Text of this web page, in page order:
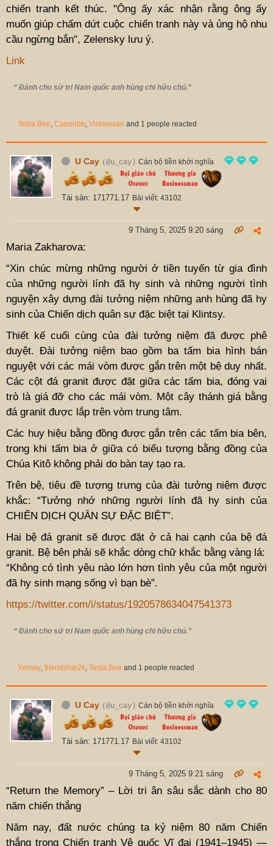
chiến tranh kết thúc. "Ông ấy xác nhận rằng ông ấy
muốn giúp chấm dứt cuộc chiến tranh này và ủng hộ nhu
cầu ngừng bắn", Zelensky lưu ý.
Link
“ Đánh cho sử tri Nam quốc anh hùng chi hữu chủ.”
Tesla.Bee Canonbb Vinhvovan and 1 people reacted
U Cay (@u_cay) Cán bộ tiền khởi nghĩa
Tài sản: 171771.17 Bài viết: 43102
9 Tháng 5, 2025 9:20 sáng
Maria Zakharova:
“Xin chúc mừng những người ở tiền tuyến từ gia đình
của những người lính đã hy sinh và những người tình
nguyện xây dựng đài tưởng niệm những anh hùng đã hy
sinh của Chiến dịch quân sự đặc biệt tại Klintsy.
Thiết kế cuối cùng của đài tưởng niệm đã được phê
duyệt. Đài tưởng niệm bao gồm ba tấm bia hình bán
nguyệt với các mái vòm được gắn trên một bệ duy nhất.
Các cột đá granit được đặt giữa các tấm bia, đóng vai
trò là giá đỡ cho các mái vòm. Một cây thánh giá bằng
đá granit được lắp trên vòm trung tâm.
Các huy hiệu bằng đồng được gắn trên các tấm bia bên,
trong khi tấm bia ở giữa có biểu tượng bằng đồng của
Chúa Kitô không phải do bàn tay tạo ra.
Trên bệ, tiêu đề tượng trưng của đài tưởng niệm được
khắc: “Tưởng nhớ những người lính đã hy sinh của
CHIẾN DỊCH QUÂN SỰ ĐẶC BIỆT”.
Hai bệ đá granit sẽ được đặt ở cả hai cạnh của bệ đá
granit. Bệ bên phải sẽ khắc dòng chữ khắc bằng vàng lá:
“Không có tình yêu nào lớn hơn tình yêu của một người
đã hy sinh mạng sống vì bạn bè”.
https://twitter.com/i/status/1920578634047541373
“ Đánh cho sử tri Nam quốc anh hùng chi hữu chủ.”
Xemay friendship2k Tesla.Bee and 1 people reacted
U Cay (@u_cay) Cán bộ tiền khởi nghĩa
Tài sản: 171771.17 Bài viết: 43102
9 Tháng 5, 2025 9:21 sáng
“Return the Memory” – Lời tri ân sâu sắc dành cho 80
năm chiến thắng
Năm nay, đất nước chúng ta kỷ niệm 80 năm Chiến
thắng trong Chiến tranh Vệ quốc Vĩ đại (1941–1945) —